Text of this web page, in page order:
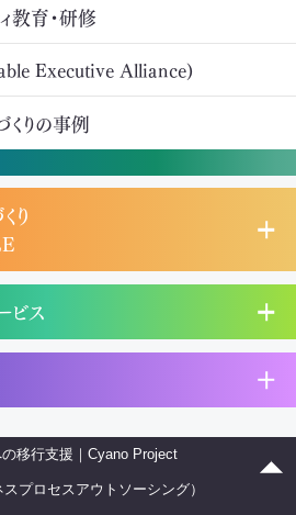
教育・研修
Executive Alliance)
くりの事例
り
ビス
移行支援｜Cyano Project
プロセスアウトソーシング）